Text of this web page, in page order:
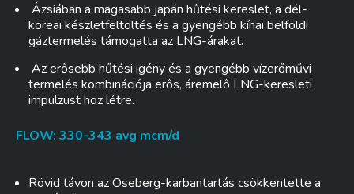
Ázsiában a magasabb japán hűtési kereslet, a dél-
koreai készletfeltöltés és a gyengébb kínai belföldi
gáztermelés támogatta az LNG-árakat.
Az erősebb hűtési igény és a gyengébb vízerőművi
termelés kombinációja erős, áremelő LNG-keresleti
impulzust hoz létre.
FLOW: 330-343 avg mcm/d
Rövid távon az Oseberg-karbantartás csökkentette a